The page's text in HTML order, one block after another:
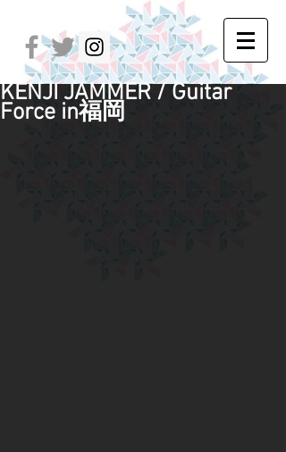
KENJI JAMMER / Guitar
Force in福岡